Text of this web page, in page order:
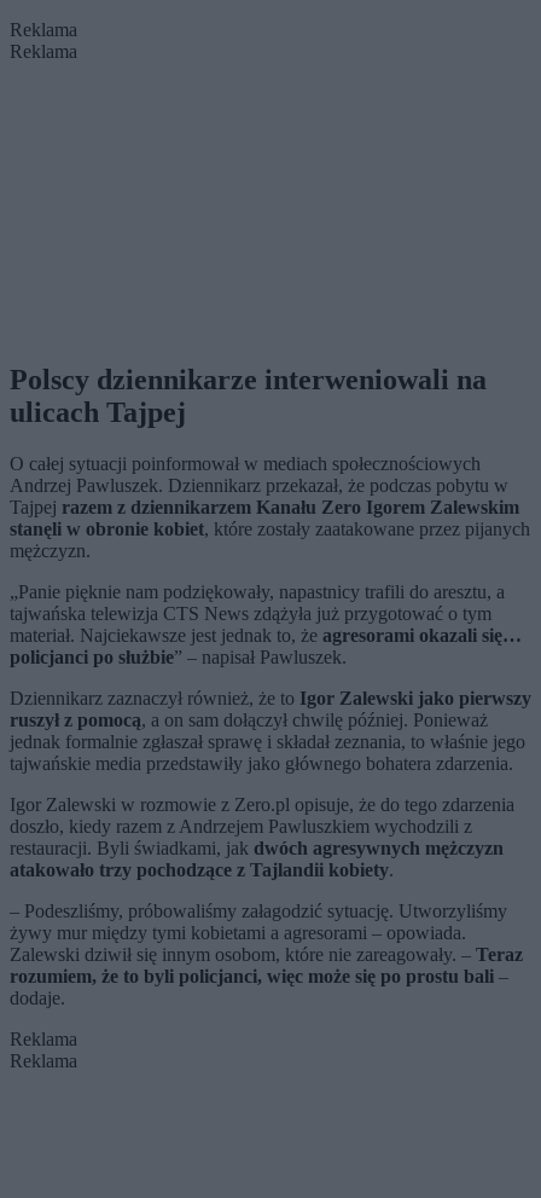
Reklama
Reklama
Polscy dziennikarze interweniowali na
ulicach Tajpej
O całej sytuacji poinformował w mediach społecznościowych
Andrzej Pawluszek. Dziennikarz przekazał, że podczas pobytu w
Tajpej razem z dziennikarzem Kanału Zero Igorem Zalewskim
stanęli w obronie kobiet, które zostały zaatakowane przez pijanych
mężczyzn.
„Panie pięknie nam podziękowały, napastnicy trafili do aresztu, a
tajwańska telewizja CTS News zdążyła już przygotować o tym
materiał. Najciekawsze jest jednak to, że agresorami okazali się…
policjanci po służbie” – napisał Pawluszek.
Dziennikarz zaznaczył również, że to Igor Zalewski jako pierwszy
ruszył z pomocą, a on sam dołączył chwilę później. Ponieważ
jednak formalnie zgłaszał sprawę i składał zeznania, to właśnie jego
tajwańskie media przedstawiły jako głównego bohatera zdarzenia.
Igor Zalewski w rozmowie z Zero.pl opisuje, że do tego zdarzenia
doszło, kiedy razem z Andrzejem Pawluszkiem wychodzili z
restauracji. Byli świadkami, jak dwóch agresywnych mężczyzn
atakowało trzy pochodzące z Tajlandii kobiety.
– Podeszliśmy, próbowaliśmy załagodzić sytuację. Utworzyliśmy
żywy mur między tymi kobietami a agresorami – opowiada.
Zalewski dziwił się innym osobom, które nie zareagowały. – Teraz
rozumiem, że to byli policjanci, więc może się po prostu bali –
dodaje.
Reklama
Reklama